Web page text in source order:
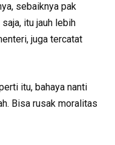
sebaiknya pak
itu jauh lebih
juga tercatat
itu, bahaya nanti
Bisa rusak moralitas